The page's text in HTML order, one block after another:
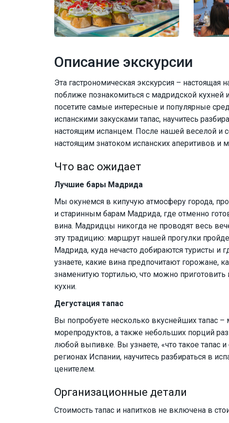
Описание экскурсии
Эта гастрономическая экскурсия –
поближе познакомиться с мадридской кухней
посетите самые интересные и популярные
испанскими закусками тапас, научитесь
настоящим испанцем. После нашей веселой и
настоящим знатоком испанских аперитивов и
Что вас ожидает
Лучшие бары Мадрида
Мы окунемся в кипучую атмосферу города,
и старинным барам Мадрида, где отменно
вина. Мадридцы никогда не проводят весь
эту традицию: маршрут нашей прогулки
Мадрида, куда нечасто добираются туристы
узнаете, какие вина предпочитают горожане,
знаменитую тортилью, что можно
кухни.
Дегустация тапас
Вы попробуете несколько вкуснейших тапас
морепродуктов, а также небольших порций
любой выпивке. Вы узнаете, «что такое тапас
регионах Испании, научитесь разбираться в
ценителем.
Организационные детали
Стоимость тапас и напитков не включена в